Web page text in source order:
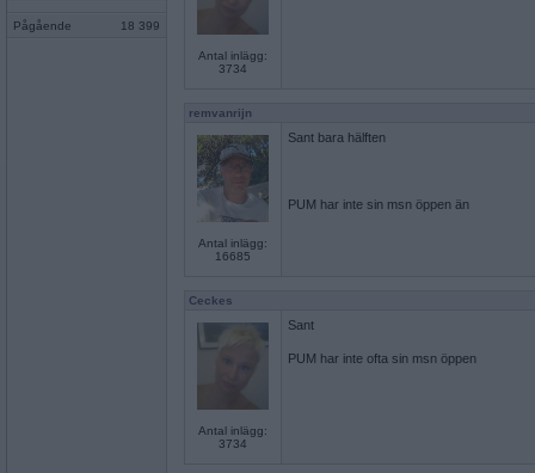
Pågående 18 399
Antal inlägg:
3734
remvanrijn
Antal inlägg:
16685
Sant bara hälften
PUM har inte sin msn öppen än
Ceckes
Antal inlägg:
3734
Sant
PUM har inte ofta sin msn öppen